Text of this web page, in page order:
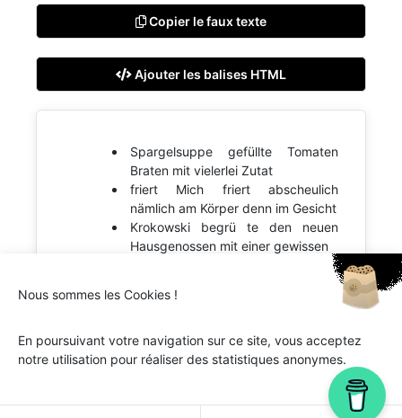
Copier le faux texte
Ajouter les balises HTML
Spargelsuppe gefüllte Tomaten
Braten mit vielerlei Zutat
friert Mich friert abscheulich
nämlich am Körper denn im Gesicht
Krokowski begrü te den neuen
Hausgenossen mit einer gewissen
Ipsum.one © 2018-2026 - Tous droits réservés -
Lorem
Nous sommes les Cookies !
En poursuivant votre navigation sur ce site, vous acceptez
notre utilisation pour réaliser des statistiques anonymes.